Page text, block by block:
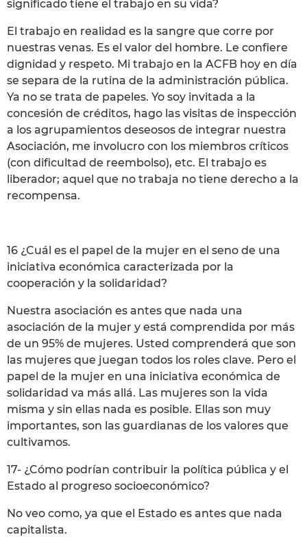
significado tiene el trabajo en su vida?
El trabajo en realidad es la sangre que corre por
nuestras venas. Es el valor del hombre. Le confiere
dignidad y respeto. Mi trabajo en la ACFB hoy en día
se separa de la rutina de la administración pública.
Ya no se trata de papeles. Yo soy invitada a la
concesión de créditos, hago las visitas de inspección
a los agrupamientos deseosos de integrar nuestra
Asociación, me involucro con los miembros críticos
(con dificultad de reembolso), etc. El trabajo es
liberador; aquel que no trabaja no tiene derecho a la
recompensa.
16 ¿Cuál es el papel de la mujer en el seno de una
iniciativa económica caracterizada por la
cooperación y la solidaridad?
Nuestra asociación es antes que nada una
asociación de la mujer y está comprendida por más
de un 95% de mujeres. Usted comprenderá que son
las mujeres que juegan todos los roles clave. Pero el
papel de la mujer en una iniciativa económica de
solidaridad va más allá. Las mujeres son la vida
misma y sin ellas nada es posible. Ellas son muy
importantes, son las guardianas de los valores que
cultivamos.
17- ¿Cómo podrían contribuir la política pública y el
Estado al progreso socioeconómico?
No veo como, ya que el Estado es antes que nada
capitalista.